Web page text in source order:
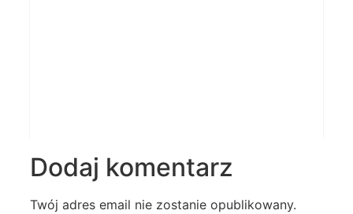
Dodaj komentarz
Twój adres email nie zostanie opublikowany.